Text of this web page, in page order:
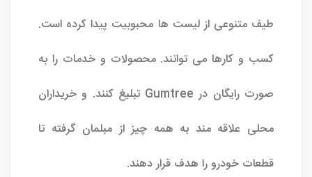
طیف متنوعی از لیست ها محبوبیت پیدا کرده است.
کسب و کارها می توانند. محصولات و خدمات را به
صورت رایگان در Gumtree تبلیغ کنند. و خریداران
محلی علاقه مند به همه چیز از مبلمان گرفته تا
قطعات خودرو را هدف قرار دهند.